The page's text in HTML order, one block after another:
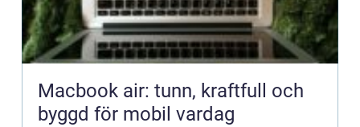
Macbook air: tunn, kraftfull och
byggd för mobil vardag